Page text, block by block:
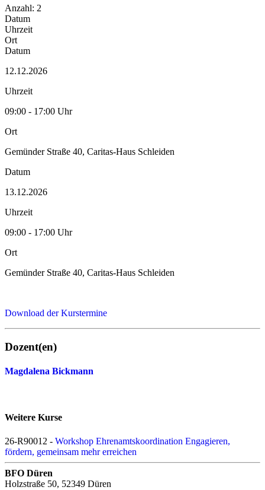
Anzahl: 2
Datum
Uhrzeit
Ort
Datum
12.12.2026
Uhrzeit
09:00 - 17:00 Uhr
Ort
Gemünder Straße 40, Caritas-Haus Schleiden
Datum
13.12.2026
Uhrzeit
09:00 - 17:00 Uhr
Ort
Gemünder Straße 40, Caritas-Haus Schleiden
Download der Kurstermine
Dozent(en)
Magdalena Bickmann
Weitere Kurse
26-R90012 - Workshop Ehrenamtskoordination Engagieren,
fördern, gemeinsam mehr erreichen
BFO Düren
Holzstraße 50, 52349 Düren